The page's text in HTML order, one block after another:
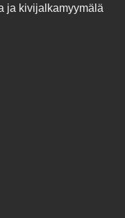
ja kivijalkamyymälä